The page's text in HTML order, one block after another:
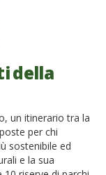
della
un itinerario tra la
per chi
sostenibile ed
e la sua